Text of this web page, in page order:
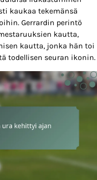
kaukaa tekemänsä
Gerrardin perintö
kautta,
kautta, jonka hän toi
todellisen seuran ikonin.